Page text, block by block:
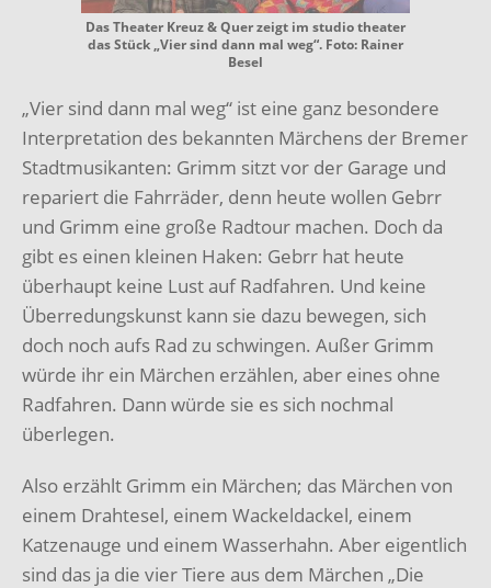
Das Theater Kreuz & Quer zeigt im studio theater
das Stück „Vier sind dann mal weg“. Foto: Rainer
Besel
„Vier sind dann mal weg“ ist eine ganz besondere
Interpretation des bekannten Märchens der Bremer
Stadtmusikanten: Grimm sitzt vor der Garage und
repariert die Fahrräder, denn heute wollen Gebrr
und Grimm eine große Radtour machen. Doch da
gibt es einen kleinen Haken: Gebrr hat heute
überhaupt keine Lust auf Radfahren. Und keine
Überredungskunst kann sie dazu bewegen, sich
doch noch aufs Rad zu schwingen. Außer Grimm
würde ihr ein Märchen erzählen, aber eines ohne
Radfahren. Dann würde sie es sich nochmal
überlegen.
Also erzählt Grimm ein Märchen; das Märchen von
einem Drahtesel, einem Wackeldackel, einem
Katzenauge und einem Wasserhahn. Aber eigentlich
sind das ja die vier Tiere aus dem Märchen „Die